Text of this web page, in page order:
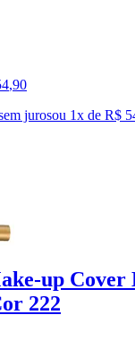
,90
jurosou 1x de R$
up Cover
222